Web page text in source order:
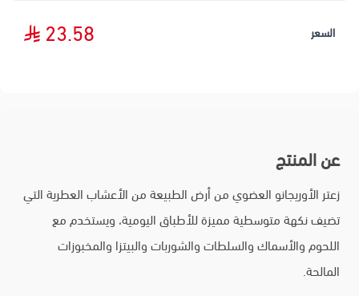
السعر 23.58
عن المنتج
زعتر الأوريجانو العضوي من أرض الطبيعة من الأعشاب العطرية التي
تضيف نكهة متوسطية مميزة للأطباق اليومية، ويستخدم مع
اللحوم والأسماك والسلطات والشوربات والبيتزا والمخبوزات
المالحة.